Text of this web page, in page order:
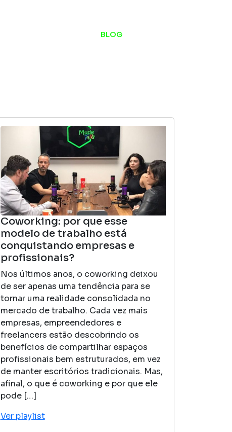
BLOG
Coworking: por que esse
modelo de trabalho está
conquistando empresas e
profissionais?
Nos últimos anos, o coworking deixou
de ser apenas uma tendência para se
tornar uma realidade consolidada no
mercado de trabalho. Cada vez mais
empresas, empreendedores e
freelancers estão descobrindo os
benefícios de compartilhar espaços
profissionais bem estruturados, em vez
de manter escritórios tradicionais. Mas,
afinal, o que é coworking e por que ele
pode […]
Ver playlist